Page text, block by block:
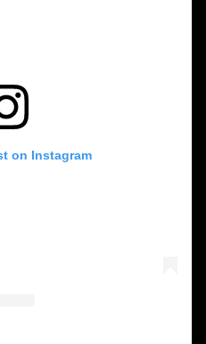
on Instagram